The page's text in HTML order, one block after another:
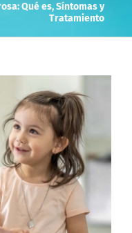
Qué es, Síntomas y
Tratamiento